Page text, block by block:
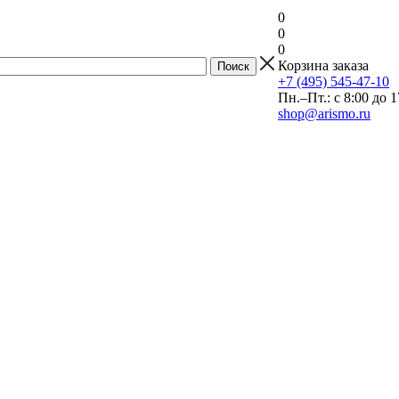
0
0
0
Корзина заказа
+7 (495) 545-47-10
Пн.–Пт.: с 8:00 до
shop@arismo.ru